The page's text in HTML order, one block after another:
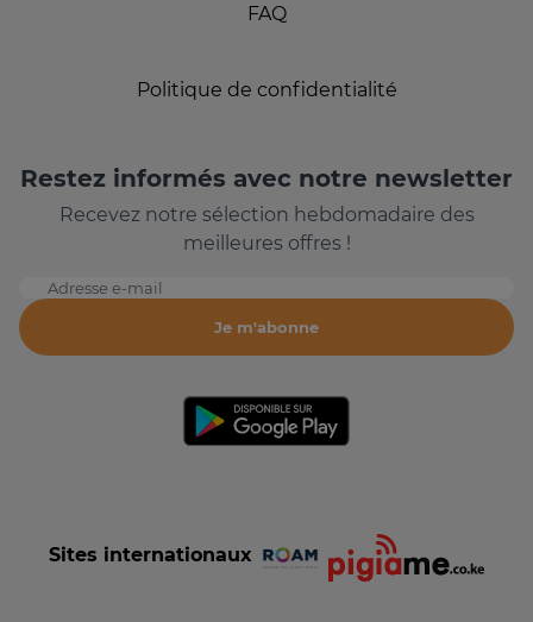
FAQ
Politique de confidentialité
Restez informés avec notre newsletter
Recevez notre sélection hebdomadaire des
meilleures offres !
Adresse e-mail
Je m'abonne
Sites internationaux